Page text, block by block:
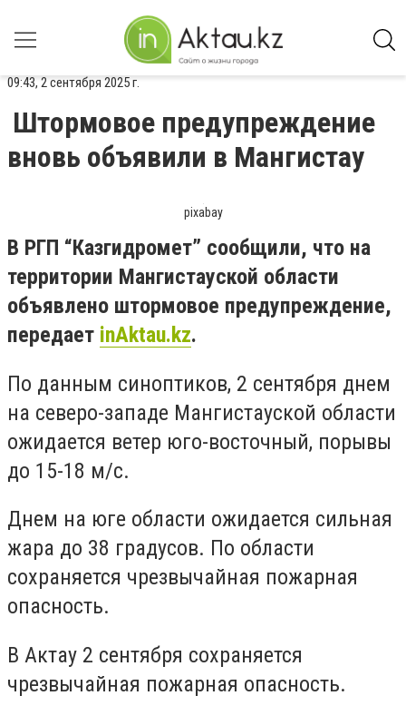
09:43, 2 сентября 2025 г.
Штормовое предупреждение
вновь объявили в Мангистау
pixabay
В РГП “Казгидромет” сообщили, что на
территории Мангистауской области
объявлено штормовое предупреждение,
передает inAktau.kz.
По данным синоптиков, 2 сентября днем
на северо-западе Мангистауской области
ожидается ветер юго-восточный, порывы
до 15-18 м/с.
Днем на юге области ожидается сильная
жара до 38 градусов. По области
сохраняется чрезвычайная пожарная
опасность.
В Актау 2 сентября сохраняется
чрезвычайная пожарная опасность.